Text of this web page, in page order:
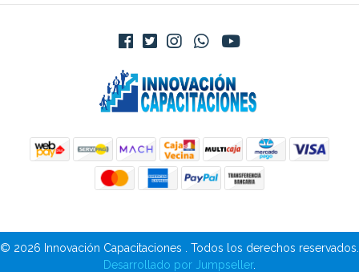
© 2026 Innovación Capacitaciones . Todos los derechos reservados.
Desarrollado por Jumpseller.